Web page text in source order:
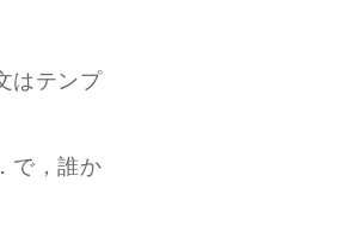
はテンプ
で，誰か